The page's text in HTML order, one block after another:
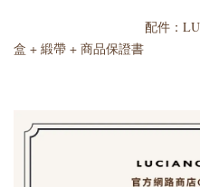
配件：LUCIANO
盒 + 緞帶 + 商品保證書